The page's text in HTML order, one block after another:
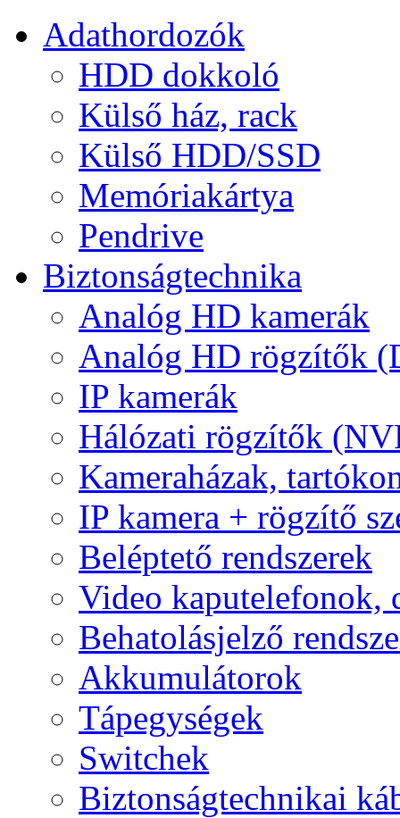
Adathordozók
HDD dokkoló
Külső ház, rack
Külső HDD/SSD
Memóriakártya
Pendrive
Biztonságtechnika
Analóg HD kamerák
Analóg HD rögzítők
IP kamerák
Hálózati rögzítők
Kameraházak,
IP kamera + rögzítő
Beléptető rendszerek
Video kaputelefonok,
Behatolásjelző
Akkumulátorok
Tápegységek
Switchek
Biztonságtechnikai